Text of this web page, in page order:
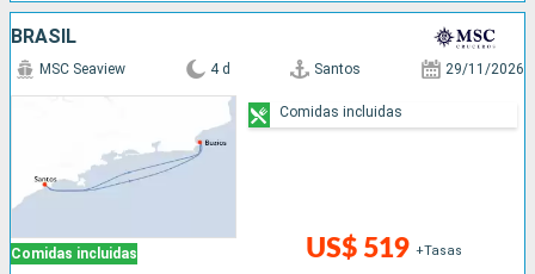
BRASIL
Comidas incluidas
MSC Seaview 4 d Santos 29/11/2026
US$ 519 +Tasas
Comidas incluidas